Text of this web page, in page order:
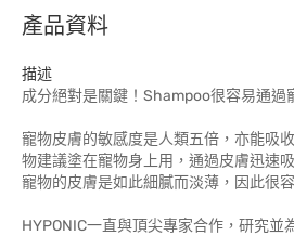
產品資料
描述
成分絕對是關鍵！Shampoo很容易通過
寵物皮膚的敏感度是人類五倍，亦能吸
物建議塗在寵物身上用，通過皮膚迅速
寵物的皮膚是如此細膩而淡薄，因此很
HYPONIC一直與頂尖專家合作，研究並